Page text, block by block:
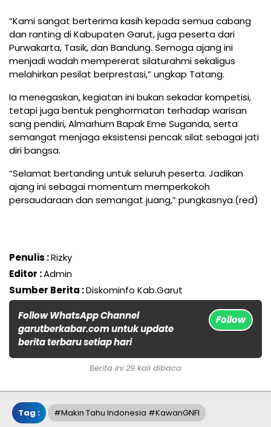
“Kami sangat berterima kasih kepada semua cabang
dan ranting di Kabupaten Garut, juga peserta dari
Purwakarta, Tasik, dan Bandung. Semoga ajang ini
menjadi wadah mempererat silaturahmi sekaligus
melahirkan pesilat berprestasi,” ungkap Tatang.
Ia menegaskan, kegiatan ini bukan sekadar kompetisi,
tetapi juga bentuk penghormatan terhadap warisan
sang pendiri, Almarhum Bapak Eme Suganda, serta
semangat menjaga eksistensi pencak silat sebagai jati
diri bangsa.
“Selamat bertanding untuk seluruh peserta. Jadikan
ajang ini sebagai momentum memperkokoh
persaudaraan dan semangat juang,” pungkasnya.(red)
Penulis :Rizky
Editor :Admin
Sumber Berita :Diskominfo Kab.Garut
Follow WhatsApp Channel
garutberkabar.com untuk update
berita terbaru setiap hari
Follow
Berita ini 29 kali dibaca
Tag : #Makin Tahu Indonesia #KawanGNFI